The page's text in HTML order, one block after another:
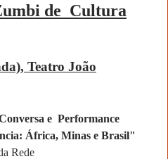
de Cultura
Teatro João
e Performance
África, Minas e Brasil"
Rede